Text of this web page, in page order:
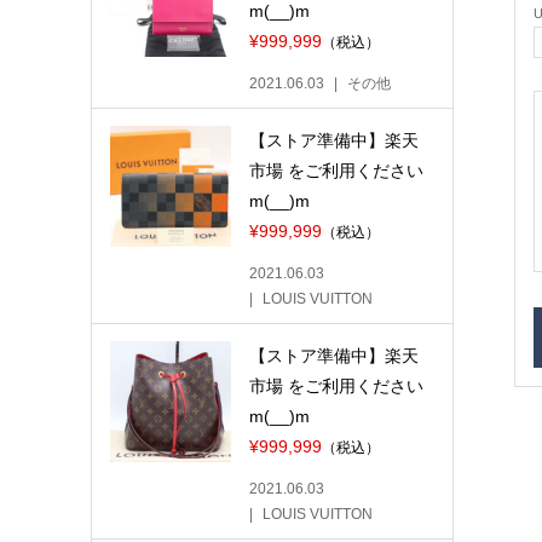
m(__)m
¥999,999（税込）
2021.06.03 その他
【ストア準備中】楽天
市場 をご利用ください
m(__)m
¥999,999（税込）
2021.06.03
LOUIS VUITTON
【ストア準備中】楽天
市場 をご利用ください
m(__)m
¥999,999（税込）
2021.06.03
LOUIS VUITTON